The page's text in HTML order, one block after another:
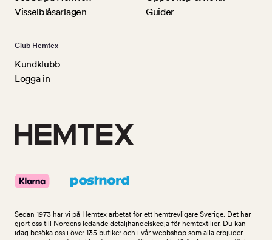
Visselblåsarlagen
Guider
Club Hemtex
Kundklubb
Logga in
Sedan 1973 har vi på Hemtex arbetat för ett hemtrevligare Sverige. Det har
gjort oss till Nordens ledande detaljhandelskedja för hemtextilier. Du kan
idag besöka oss i över 135 butiker och i vår webbshop som alla erbjuder